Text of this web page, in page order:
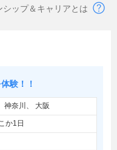
シップ＆キャリアとは
験！！
神奈川 大阪
か1日